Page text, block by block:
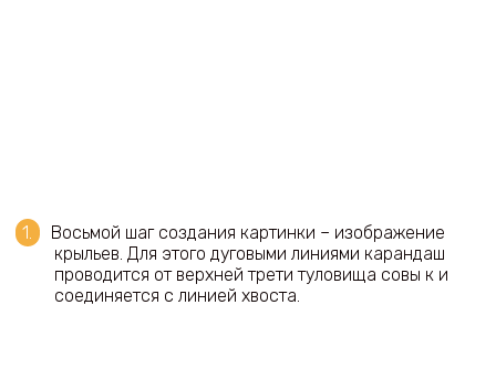
Восьмой шаг создания картинки – изображение
крыльев. Для этого дуговыми линиями карандаш
проводится от верхней трети туловища совы к и
соединяется с линией хвоста.